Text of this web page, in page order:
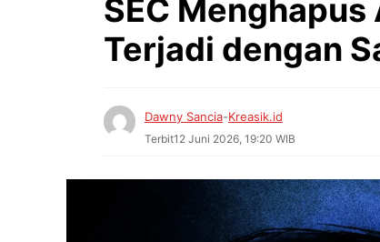
SEC Menghapus
Terjadi dengan
Dawny Sancia-Kreasik.id
Terbit12 Juni 2026, 19:20 WIB